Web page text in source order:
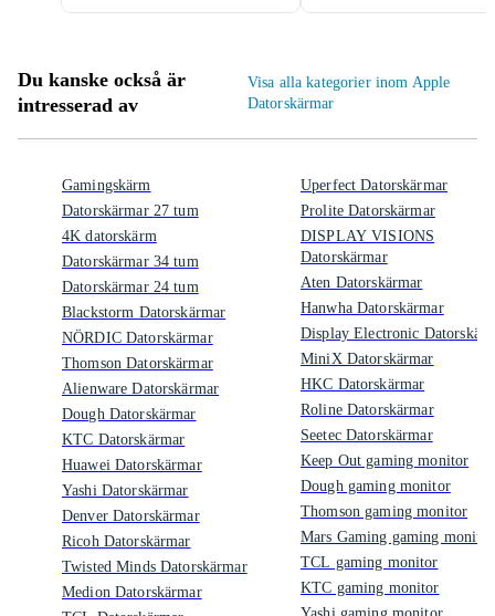
Du kanske också är
intresserad av
Visa alla kategorier inom Apple
Datorskärmar
Gamingskärm
Datorskärmar 27 tum
4K datorskärm
Datorskärmar 34 tum
Datorskärmar 24 tum
Blackstorm Datorskärmar
NÖRDIC Datorskärmar
Thomson Datorskärmar
Alienware Datorskärmar
Dough Datorskärmar
KTC Datorskärmar
Huawei Datorskärmar
Yashi Datorskärmar
Denver Datorskärmar
Ricoh Datorskärmar
Twisted Minds Datorskärmar
Medion Datorskärmar
Uperfect Datorskärmar
Prolite Datorskärmar
DISPLAY VISIONS
Datorskärmar
Aten Datorskärmar
Hanwha Datorskärmar
Display Electronic
MiniX Datorskärmar
HKC Datorskärmar
Roline Datorskärmar
Seetec Datorskärmar
Keep Out gaming monitor
Dough gaming monitor
Thomson gaming monitor
Mars Gaming gaming monitor
TCL gaming monitor
KTC gaming monitor